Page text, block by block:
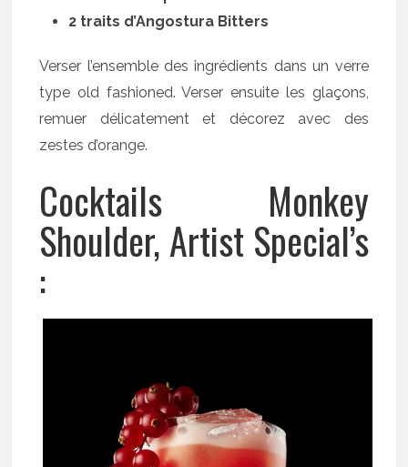
2 traits d’Angostura Bitters
Verser l’ensemble des ingrédients dans un verre
type old fashioned. Verser ensuite les glaçons,
remuer délicatement et décorez avec des
zestes d’orange.
Cocktails Monkey
Shoulder, Artist Special’s
: